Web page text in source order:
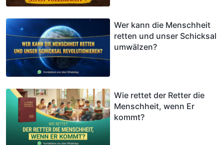
Wer kann die Menschheit
retten und unser Schicksal
umwälzen?
Wie rettet der Retter die
Menschheit, wenn Er
kommt?